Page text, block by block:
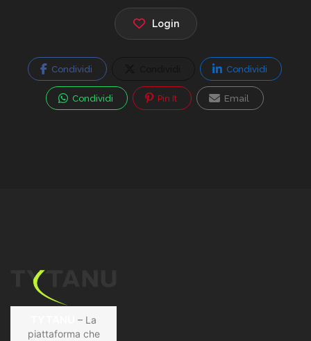
Login
Condividi Condividi
Condividi Pin It Email
– La
piattaforma che